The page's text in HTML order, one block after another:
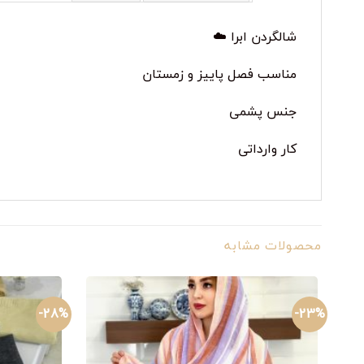
شالگردن ابرا ☁️
مناسب فصل پاییز و زمستان
جنس پشمی
کار وارداتی
محصولات مشابه
23%-
28%-